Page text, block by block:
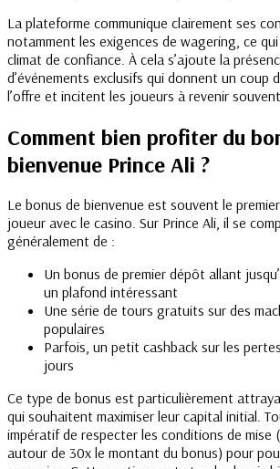
La plateforme communique clairement ses
notamment les exigences de wagering, ce
climat de confiance. À cela s’ajoute la
d’événements exclusifs qui donnent un coup
l’offre et incitent les joueurs à revenir souvent.
Comment bien profiter du
bienvenue Prince Ali ?
Le bonus de bienvenue est souvent le
joueur avec le casino. Sur Prince Ali, il se
généralement de :
Un bonus de premier dépôt allant
un plafond intéressant
Une série de tours gratuits sur des
populaires
Parfois, un petit cashback sur les
jours
Ce type de bonus est particulièrement
qui souhaitent maximiser leur capital initial.
impératif de respecter les conditions de mise
autour de 30x le montant du bonus) pour